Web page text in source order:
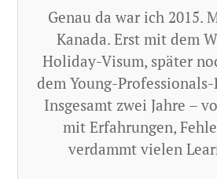
Genau da war ich 2015.
Kanada. Erst mit dem
Holiday-Visum, später
dem Young-
Insgesamt zwei Jahre –
mit Erfahrungen,
verdammt vielen